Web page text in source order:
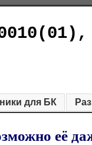
для БК
её